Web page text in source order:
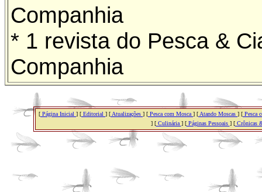
Companhia
* 1 revista do Pesca &
Companhia
[ Página Inicial ] [ Editorial ] [ Atualizações ] [ Pesca com Mosca ] [ Atando Moscas ] [ Pesca
] [Culinária ] [Páginas Pessoais ] [Crônicas